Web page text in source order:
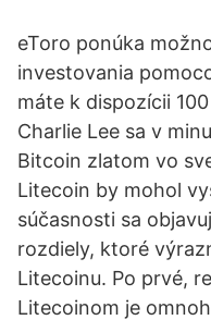
eToro ponúka
investovania
máte k dispozícii
Charlie Lee sa v
Bitcoin zlatom vo
Litecoin by mohol
súčasnosti sa
rozdiely, ktoré
Litecoinu. Po prvé,
Litecoinom je